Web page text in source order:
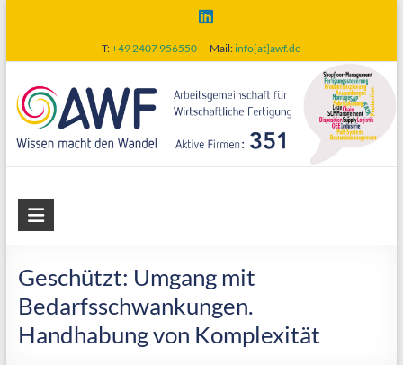
content
T:+49 2407 956550 Mail:info[at]awf.de
AWF
wirtschaftliche
Fertigung
Geschützt: Umgang mit
Bedarfsschwankungen.
Handhabung von Komplexität